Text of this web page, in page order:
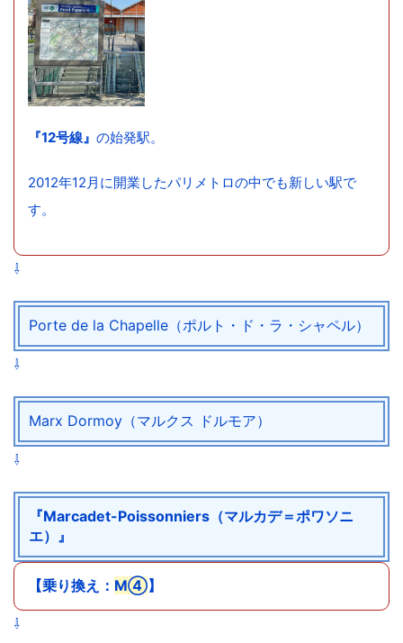
『12号線』 の始発駅。
2012年12月に開業したパリメトロの中でも新しい駅で
す。
⇩
Porte de la Chapelle（ポルト・ド・ラ・シャペル）
⇩
Marx Dormoy（マルクス ドルモア）
⇩
『Marcadet-Poissonniers（マルカデ＝ポワソニ
エ）』
【乗り換え： M④】
⇩